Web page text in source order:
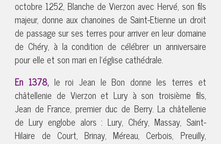
octobre 1252, Blanche de Vierzon avec Hervé, son fils
majeur, donne aux chanoines de Saint-Etienne un droit
de passage sur ses terres pour arriver en leur domaine
de Chéry, à la condition de célébrer un anniversaire
pour elle et son mari en l’église cathédrale.
En 1378, le roi Jean le Bon donne les terres et
châtellenie de Vierzon et Lury à son troisième fils,
Jean de France, premier duc de Berry. La châtellenie
de Lury englobe alors : Lury, Chéry, Massay, Saint-
Hilaire de Court, Brinay, Méreau, Cerbois, Preuilly,